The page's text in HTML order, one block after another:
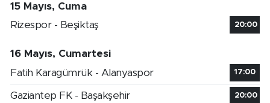
15 Mayıs, Cuma
Rizespor - Beşiktaş
20:00
16 Mayıs, Cumartesi
Fatih Karagümrük - Alanyaspor
17:00
Gaziantep FK - Başakşehir 20:00